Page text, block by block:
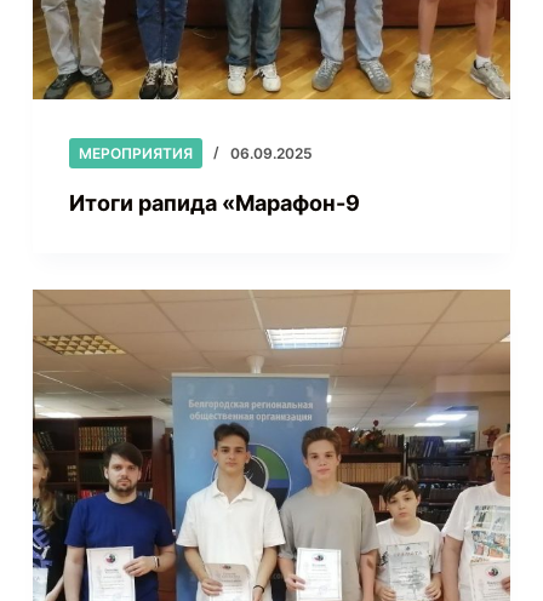
МЕРОПРИЯТИЯ 06.09.2025
Итоги рапида «Марафон-9